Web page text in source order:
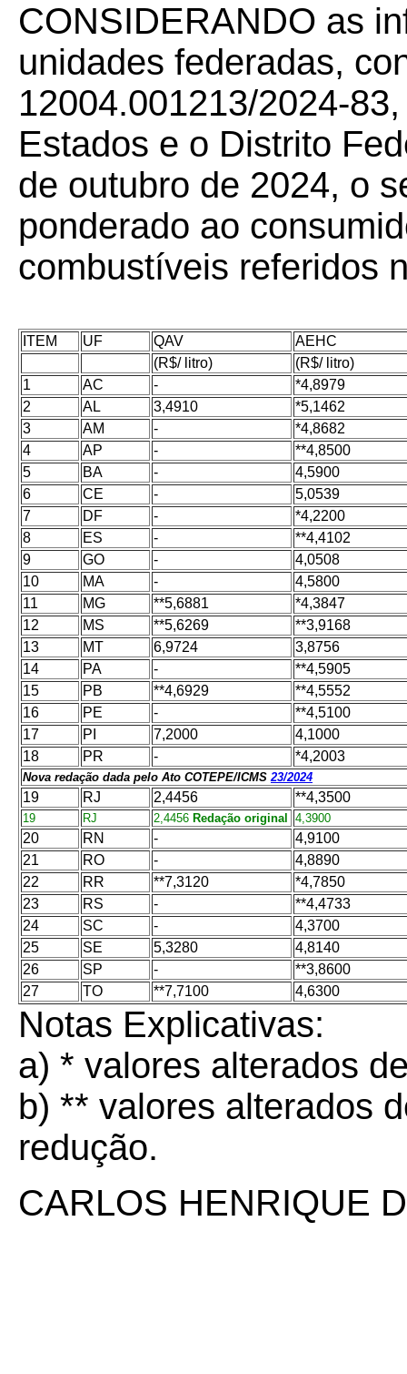
CONSIDERANDO as
unidades federadas,
12004.001213/2024-
Estados e o Distrito
de outubro de 2024, o
ponderado ao
combustíveis referidos
ITEM UF QAV
AEHC
(R$/ litro)
(R$/ litro)
1
AC -
*4,8979
2
AL 3,4910
*5,1462
3
AM -
*4,8682
4
AP -
**4,8500
5
BA -
4,5900
6
CE -
5,0539
7
DF -
*4,2200
8
ES -
**4,4102
9
GO -
4,0508
10
MA -
4,5800
11
MG **5,6881
*4,3847
12
MS **5,6269
**3,9168
13
MT 6,9724
3,8756
14
PA -
**4,5905
15
PB **4,6929
**4,5552
16
PE -
**4,5100
17
PI 7,2000
4,1000
18
PR - *4,2003
Nova redação dada pelo Ato COTEPE/ICMS23/2024
19 RJ 2,4456 **4,3500
19 RJ 2,4456 Redação original 4,3900
20 RN -
4,9100
21
RO -
4,8890
22
RR **7,3120
*4,7850
23
RS -
**4,4733
24
SC -
4,3700
25
SE 5,3280
4,8140
26
SP -
**3,8600
27
TO **7,7100 4,6300
Notas Explicativas:
a) * valores alterados
b) ** valores alterados
redução.
CARLOS HENRIQUE